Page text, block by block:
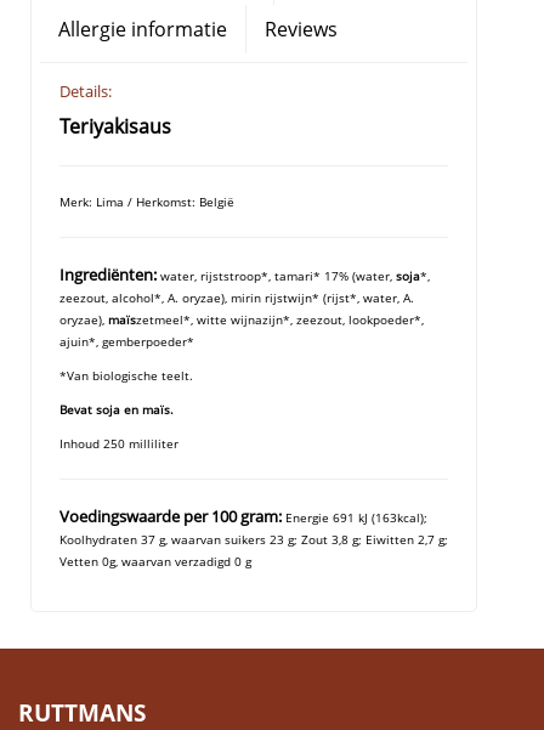
Allergie informatie
Reviews
Details:
Teriyakisaus
Merk: Lima / Herkomst: België
Ingrediënten: water, rijststroop*, tamari* 17% (water, soja*,
zeezout, alcohol*, A. oryzae), mirin rijstwijn* (rijst*, water, A.
oryzae), maïszetmeel*, witte wijnazijn*, zeezout, lookpoeder*,
ajuin*, gemberpoeder*
*Van biologische teelt.
Bevat soja en maïs.
Inhoud 250 milliliter
Voedingswaarde per 100 gram: Energie 691 kJ (163kcal);
Koolhydraten 37 g, waarvan suikers 23 g; Zout 3,8 g; Eiwitten 2,7 g;
Vetten 0g, waarvan verzadigd 0 g
RUTTMANS